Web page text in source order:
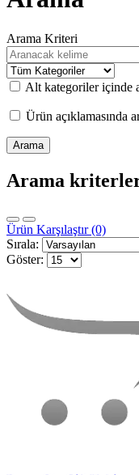
Arama Kriteri
Alt kategoriler içinde
Ürün açıklamasında
Arama
Ürün Karşılaştır (0)
Sırala:
Göster: